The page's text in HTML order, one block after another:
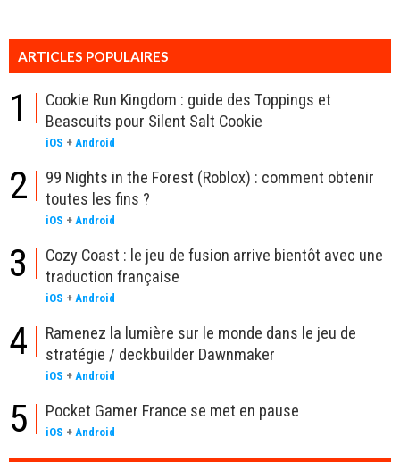
ARTICLES POPULAIRES
1
Cookie Run Kingdom : guide des Toppings et
Beascuits pour Silent Salt Cookie
iOS + Android
2
99 Nights in the Forest (Roblox) : comment obtenir
toutes les fins ?
iOS + Android
3
Cozy Coast : le jeu de fusion arrive bientôt avec une
traduction française
iOS + Android
4
Ramenez la lumière sur le monde dans le jeu de
stratégie / deckbuilder Dawnmaker
iOS + Android
5 Pocket Gamer France se met en pause
iOS + Android